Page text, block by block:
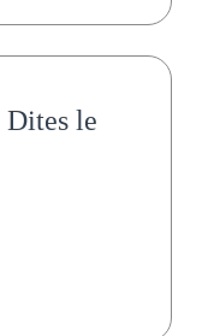
Dites le